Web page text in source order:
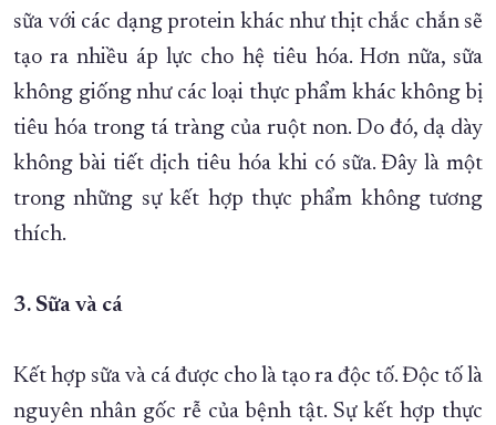
sữa với các dạng protein khác như thịt chắc chắn sẽ
tạo ra nhiều áp lực cho hệ tiêu hóa. Hơn nữa, sữa
không giống như các loại thực phẩm khác không bị
tiêu hóa trong tá tràng của ruột non. Do đó, dạ dày
không bài tiết dịch tiêu hóa khi có sữa. Đây là một
trong những sự kết hợp thực phẩm không tương
thích.
3. Sữa và cá
Kết hợp sữa và cá được cho là tạo ra độc tố. Độc tố là
nguyên nhân gốc rễ của bệnh tật. Sự kết hợp thực